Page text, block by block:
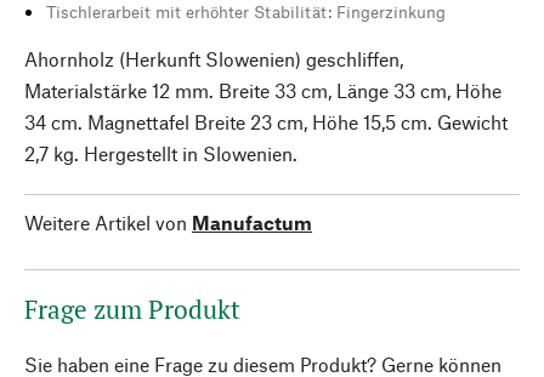
Tischlerarbeit mit erhöhter Stabilität: Fingerzinkung
Ahornholz (Herkunft Slowenien) geschliffen,
Materialstärke 12 mm. Breite 33 cm, Länge 33 cm, Höhe
34 cm. Magnettafel Breite 23 cm, Höhe 15,5 cm. Gewicht
2,7 kg. Hergestellt in Slowenien.
Weitere Artikel von Manufactum
Frage zum Produkt
Sie haben eine Frage zu diesem Produkt? Gerne können